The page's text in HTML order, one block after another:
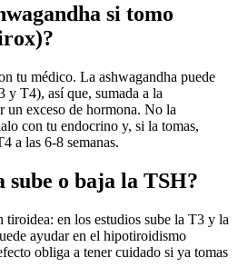
si tomo
tu médico. La ashwagandha puede
y T4), así que, sumada a la
exceso de hormona. No la
con tu endocrino y, si la tomas,
a las 6-8 semanas.
sube o baja la TSH?
en los estudios sube la T3 y la
ayudar en el hipotiroidismo
obliga a tener cuidado si ya tomas